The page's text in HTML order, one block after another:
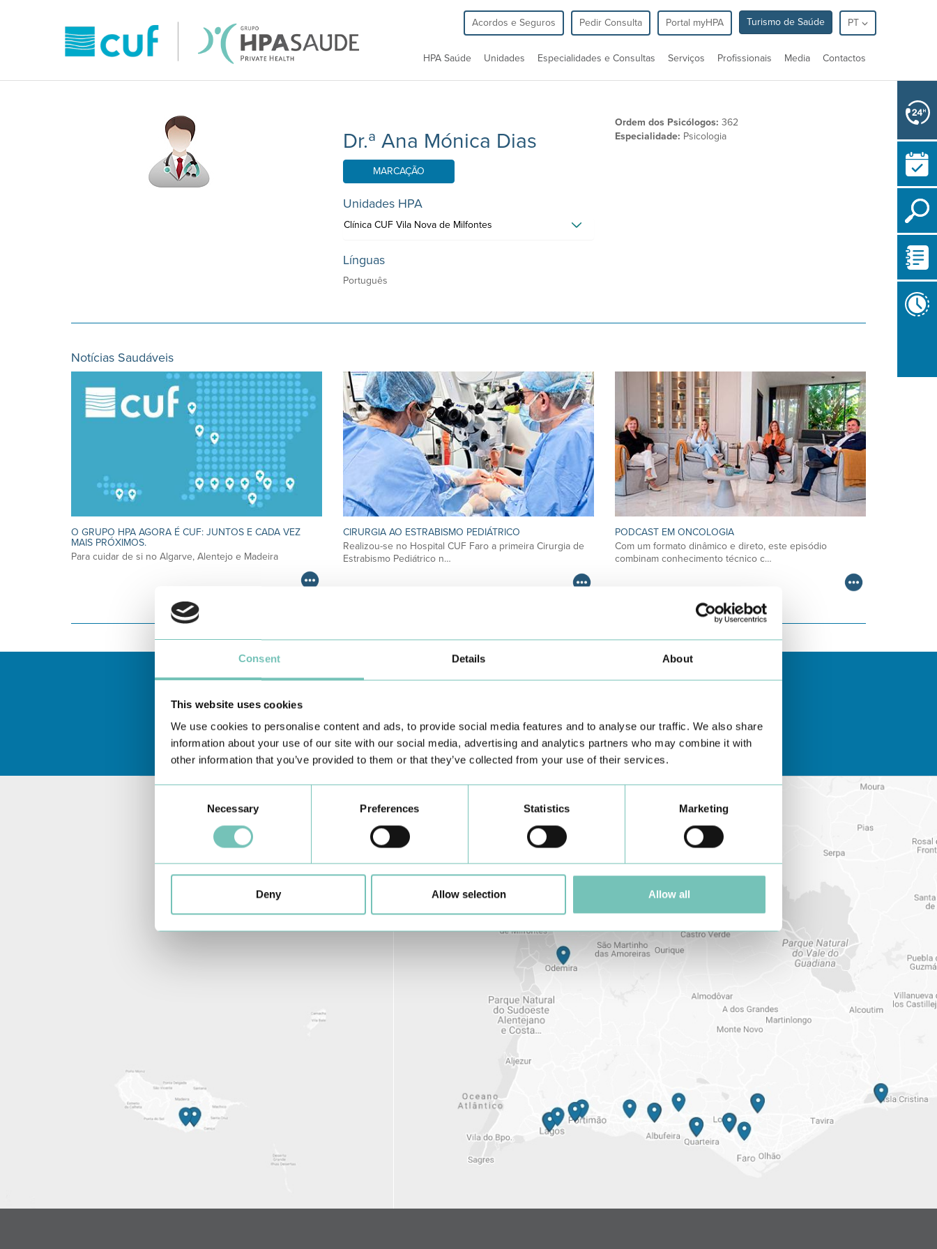
Consent Details About
This website uses cookies
We use cookies to personalise content and ads, to provide social media features and to analyse our traffic. We also share
information about your use of our site with our social media, advertising and analytics partners who may combine it with
other information that you’ve provided to them or that they’ve collected from your use of their services.
Necessary Preferences Statistics Marketing
Deny Allow selection Allow all
Acordos e Seguros Pedir Consulta Portal myHPA Turismo de Saúde PT
HPA Saúde Unidades Especialidades e Consultas Serviços Profissionais Media Contactos
Dr.ª Ana Mónica Dias
MARCAÇÃO
Unidades HPA
Clínica CUF Vila Nova de Milfontes
Línguas
Português
Ordem dos Psicólogos: 362
Especialidade: Psicologia
Notícias Saudáveis
O GRUPO HPA AGORA É CUF: JUNTOS E CADA VEZ
MAIS PRÓXIMOS.
Para cuidar de si no Algarve, Alentejo e Madeira
CIRURGIA AO ESTRABISMO PEDIÁTRICO
Realizou-se no Hospital CUF Faro a primeira Cirurgia de
Estrabismo Pediátrico n…
PODCAST EM ONCOLOGIA
Com um formato dinâmico e direto, este episódio
combinam conhecimento técnico c…
Conheça todas as Unidades de saúde CUF aqui